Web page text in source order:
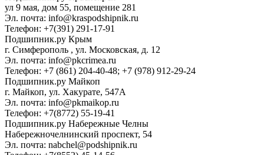
ул 9 мая, дом 55, помещение 281
Эл. почта: info@kraspodshipnik.ru
Телефон: +7(391) 291-17-91
Подшипник.ру Крым
г. Симферополь , ул. Московская, д. 12
Эл. почта: info@pkcrimea.ru
Телефон: +7 (861) 204-40-48; +7 (978) 912-29-24
Подшипник.ру Майкоп
г. Майкоп, ул. Хакурате, 547А
Эл. почта: info@pkmaikop.ru
Телефон: +7(8772) 55-19-41
Подшипник.ру Набережные Челны
Набережночелнинский проспект, 54
Эл. почта: nabchel@podshipnik.ru